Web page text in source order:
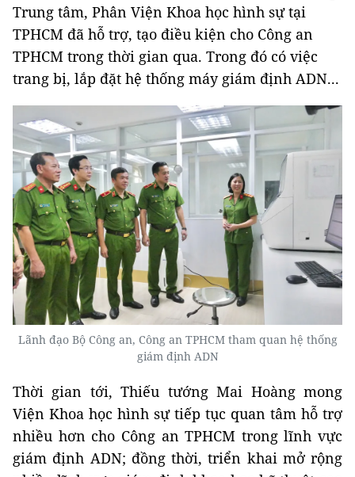
Trung tâm, Phân Viện Khoa học hình sự tại
TPHCM đã hỗ trợ, tạo điều kiện cho Công an
TPHCM trong thời gian qua. Trong đó có việc
trang bị, lắp đặt hệ thống máy giám định ADN...
Lãnh đạo Bộ Công an, Công an TPHCM tham quan hệ thống
giám định ADN
Thời gian tới, Thiếu tướng Mai Hoàng mong
Viện Khoa học hình sự tiếp tục quan tâm hỗ trợ
nhiều hơn cho Công an TPHCM trong lĩnh vực
giám định ADN; đồng thời, triển khai mở rộng